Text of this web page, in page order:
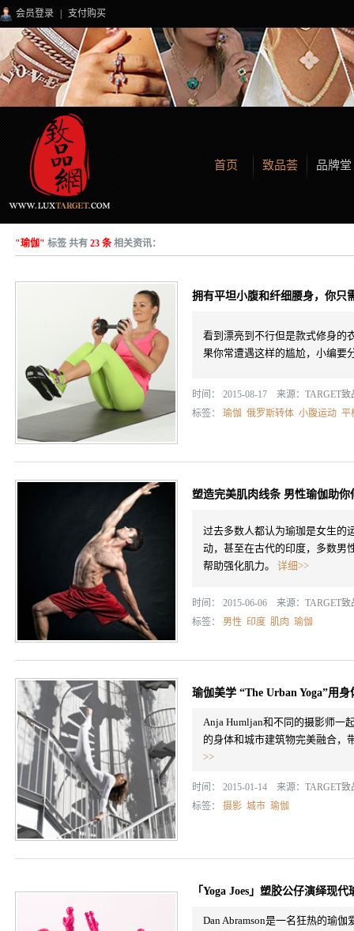
会员登录 支付购买
首页 致品荟 品牌堂
"瑜伽" 标签 共有 23 条相关资讯：
拥有平坦小腹和纤细腰身，你只
看到漂亮到不行但是款式修身的
果你常遭遇这样的尴尬，小编要
时间： 2015-08-17 来源： TARGET致
标签： 瑜伽 俄罗斯转体 小腹运动 平
塑造完美肌肉线条 男性瑜伽助你
过去多数人都认为瑜珈是女生的
动，甚至在古代的印度，多数男
帮助强化肌力。 详细>>
时间： 2015-06-06 来源： TARGET致
标签： 男性 印度 肌肉 瑜伽
瑜伽美学 “The Urban Yoga”用
Anja Humljan和不同的摄影师一
的身体和城市建筑物完美融合，
>>
时间： 2015-01-14 来源： TARGET致
标签： 摄影 城市 瑜伽
「Yoga Joes」塑胶公仔演绎现代
Dan Abramson是一名狂热的瑜